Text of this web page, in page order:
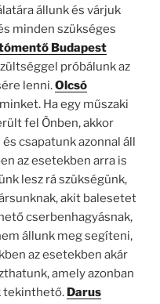
állunk és várjuk
minden szükséges
Budapest
próbálunk az
lenni.Olcsó
Ha egy műszaki
fel Önben, akkor
csapatunk azonnal áll
az esetekben arra is
lesz rá szükségünk,
akit balesetet
cserbenhagyásnak,
állunk meg segíteni,
az esetekben akár
amely azonban
tekinthető. Darus